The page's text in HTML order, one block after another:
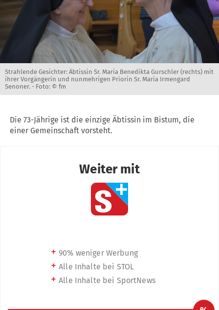
Strahlende Gesichter: Äbtissin Sr. Maria Benedikta Gurschler (rechts) mit
ihrer Vorgängerin und nunmehrigen Priorin Sr. Maria Irmengard
Senoner. - Foto: © fm
Die 73-Jährige ist die einzige Äbtissin im Bistum, die
einer Gemeinschaft vorsteht.